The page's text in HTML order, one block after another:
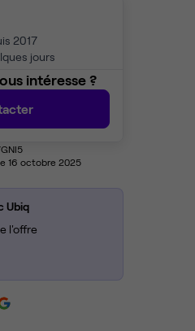
2017
jours
intéresse ?
16 octobre 2025
Ubiq
l'offre